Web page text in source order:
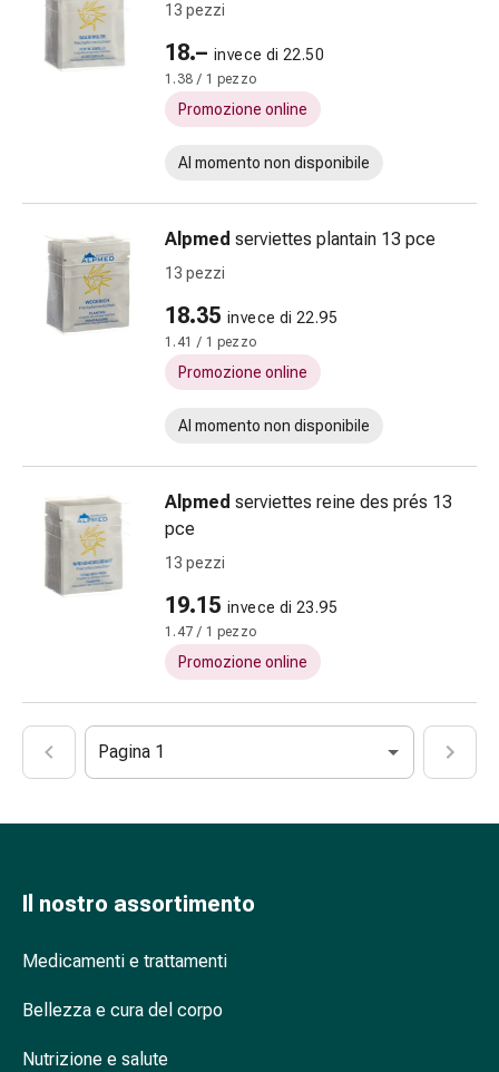
e
prostata
Disturbi
urinari
Prostata
Disturbi
reni
vescica
Dolore
e
ed
emicrania
Antidolorifici
Dolori
muscolari
articolari
Trattamento
Terapia
Terapia
Nervosismo
sonno
Sbalzi
Disturbi
13 pezzi
18.– invece di 22.50
1.38 / 1 pezzo
Promozione online
Al momento non disponibile
Alpmed serviettes plantain 13 pce
13 pezzi
18.35 invece di 22.95
1.41 / 1 pezzo
Promozione online
Al momento non disponibile
Alpmed serviettes reine des prés 13
pce
13 pezzi
19.15 invece di 23.95
1.47 / 1 pezzo
Promozione online
Pagina 1
Il nostro assortimento
Medicamenti e trattamenti
Bellezza e cura del corpo
Nutrizione e salute